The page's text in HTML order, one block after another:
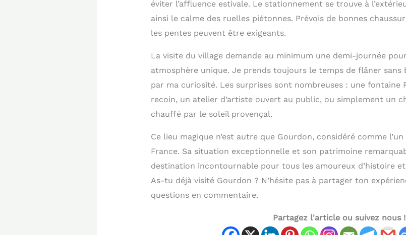
éviter l’affluence estivale. Le stationnement se trouve à
ainsi le calme des ruelles piétonnes. Prévois de bonnes
les pentes peuvent être exigeants.
La visite du village demande au minimum une demi-journée
atmosphère unique. Je prends toujours le temps de flâner sans
par ma curiosité. Les surprises sont nombreuses : une fontaine
recoin, un atelier d’artiste ouvert au public, ou simplement un
chauffé par le soleil provençal.
Ce lieu magique n’est autre que Gourdon, considéré comme
France. Sa situation exceptionnelle et son patrimoine
destination incontournable pour tous les amoureux d’histoire
As-tu déjà visité Gourdon ? N’hésite pas à partager ton
questions en commentaire.
Partagez l'article ou suivez nous !